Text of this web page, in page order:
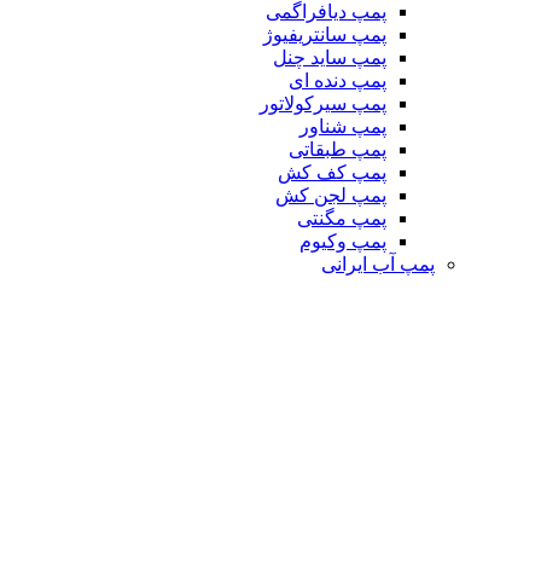
پمپ دیافراگمی
پمپ سانتریفیوژ
پمپ ساید چنل
پمپ دنده ای
پمپ سیرکولاتور
پمپ شناور
پمپ طبقاتی
پمپ کف کش
پمپ لجن کش
پمپ مگنتی
پمپ وکیوم
پمپ آب ایرانی